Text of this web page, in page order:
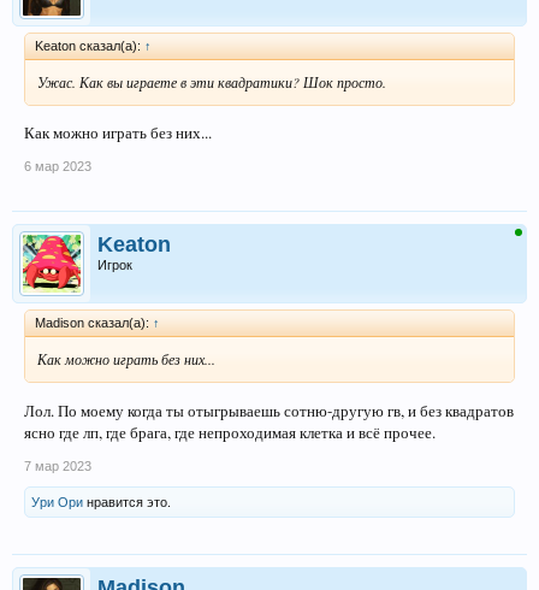
Keaton сказал(а): ↑
Ужас. Как вы играете в эти квадратики? Шок просто.
Как можно играть без них...
6 мар 2023
Keaton
Игрок
Madison сказал(а): ↑
Как можно играть без них...
Лол. По моему когда ты отыгрываешь сотню-другую гв, и без квадратов
ясно где лп, где брага, где непроходимая клетка и всё прочее.
7 мар 2023
Ури Ори нравится это.